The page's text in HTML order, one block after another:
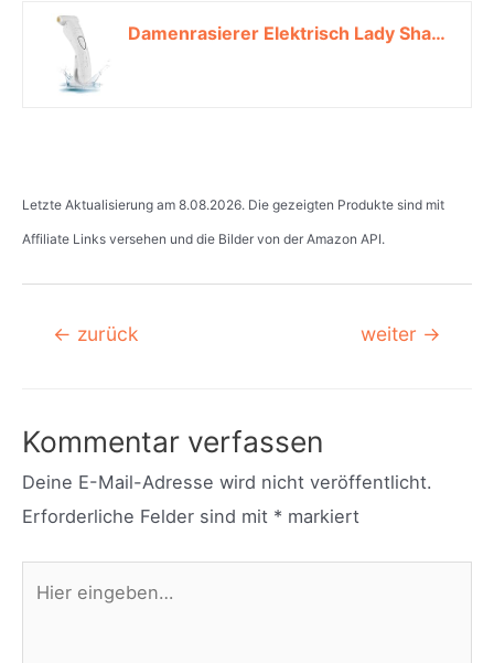
Damenrasierer Elektrisch Lady Shaver Wiederaufladbar Nass und Trocken Elektrorasierer Frauen Haarentfernung für Hautschonender Schmerzfreie Sichere Rasur mit einer Ersatzklinge der Beine Achseln*
Letzte Aktualisierung am 8.08.2026. Die gezeigten Produkte sind mit
Affiliate Links versehen und die Bilder von der Amazon API.
Beitragsnavigation
← zurück weiter →
Kommentar verfassen
Deine E-Mail-Adresse wird nicht veröffentlicht.
Erforderliche Felder sind mit * markiert
eingeben…